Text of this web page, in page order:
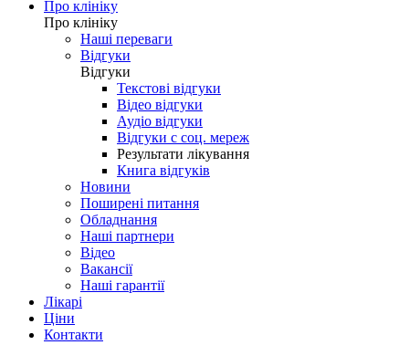
Про клініку
Про клініку
Наші переваги
Відгуки
Відгуки
Текстові відгуки
Відео відгуки
Аудіо відгуки
Відгуки с соц. мереж
Результати лікування
Книга відгуків
Новини
Поширені питання
Обладнання
Наші партнери
Відео
Вакансії
Наші гарантії
Лікарі
Ціни
Контакти